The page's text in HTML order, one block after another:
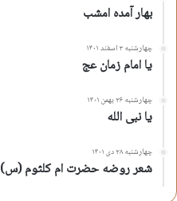
بهار آمده امشب
چهارشنبه ۳ اسفند ۱۴۰۱
یا امام زمان عج
چهارشنبه ۲۶ بهمن ۱۴۰۱
یا نبی الله
چهارشنبه ۲۸ دی ۱۴۰۱
شعر روضه حضرت ام کلثوم (س)